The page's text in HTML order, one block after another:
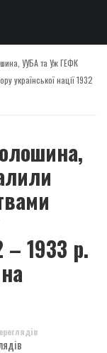
УУБА та Уж ГЕФК
української нації 1932
– 1933 р.